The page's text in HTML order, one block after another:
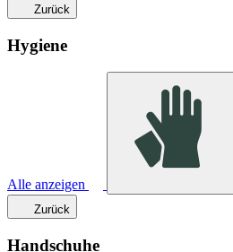
Zurück
Hygiene
Alle anzeigen
Zurück
Handschuhe